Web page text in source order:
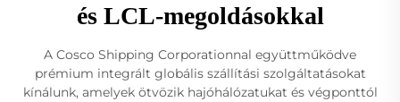
és LCL-megoldásokkal
A Cosco Shipping Corporationnal együttműködve
prémium integrált globális szállítási szolgáltatásokat
kínálunk, amelyek ötvözik hajóhálózatukat és végponttól